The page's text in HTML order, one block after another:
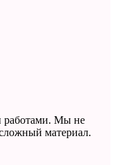
работами. Мы не
материал.